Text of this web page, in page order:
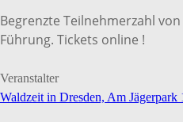
Begrenzte Teilnehmerzahl
Führung. Tickets online !
Veranstalter
Waldzeit in Dresden, Am Jägerpark